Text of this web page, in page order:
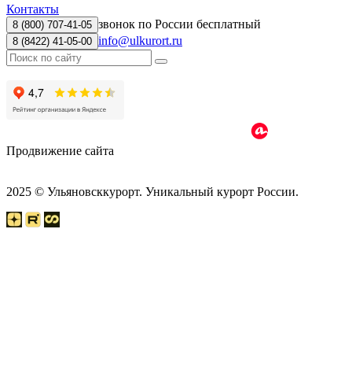
Контакты
8 (800) 707-41-05 звонок по России бесплатный
8 (8422) 41-05-00 info@ulkurort.ru
Продвижение сайта
2025 © Ульяновсккурорт. Уникальный курорт России.